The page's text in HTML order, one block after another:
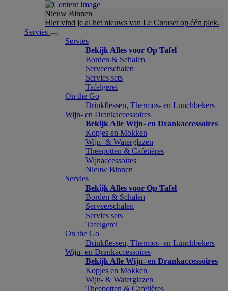
Nieuw Binnen
Hier vind je al het nieuws van Le Creuset op één plek.
Servies
Servies
Bekijk Alles voor Op Tafel
Borden & Schalen
Serveerschalen
Servies sets
Tafelgerei
On the Go
Drinkflessen, Thermos- en Lunchbekers
Wijn- en Drankaccessoires
Bekijk Alle Wijn- en Drankaccessoires
Kopjes en Mokken
Wijn- & Waterglazen
Theepotten & Cafetières
Wijnaccessoires
Nieuw Binnen
Servies
Bekijk Alles voor Op Tafel
Borden & Schalen
Serveerschalen
Servies sets
Tafelgerei
On the Go
Drinkflessen, Thermos- en Lunchbekers
Wijn- en Drankaccessoires
Bekijk Alle Wijn- en Drankaccessoires
Kopjes en Mokken
Wijn- & Waterglazen
Theepotten & Cafetières